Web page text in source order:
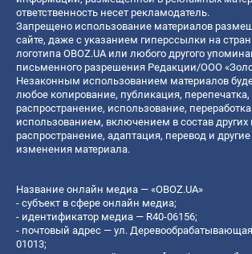
ответственность несет рекламодатель.
Запрещено использование материалов
сайте, даже с указанием гиперссылки на
логотипа OBOZ.UA или любого другого
письменного разрешения Редакции/ООО
Незаконным использованием материалов
любое копирование, публикация,
распространение, использование,
использованием, включением в состав других
распространение, адаптация, перевод и
изменения материала.
Название онлайн медиа — «OBOZ.UA»
- субъект в сфере онлайн медиа;
- идентификатор медиа — R40-06156;
- почтовый адрес — ул.
01013;